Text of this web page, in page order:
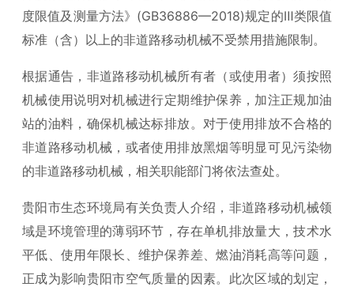
度限值及测量方法》(GB36886—2018)规定的Ⅲ类限值
标准（含）以上的非道路移动机械不受禁用措施限制。
根据通告，非道路移动机械所有者（或使用者）须按照
机械使用说明对机械进行定期维护保养，加注正规加油
站的油料，确保机械达标排放。对于使用排放不合格的
非道路移动机械，或者使用排放黑烟等明显可见污染物
的非道路移动机械，相关职能部门将依法查处。
贵阳市生态环境局有关负责人介绍，非道路移动机械领
域是环境管理的薄弱环节，存在单机排放量大，技术水
平低、使用年限长、维护保养差、燃油消耗高等问题，
正成为影响贵阳市空气质量的因素。此次区域的划定，